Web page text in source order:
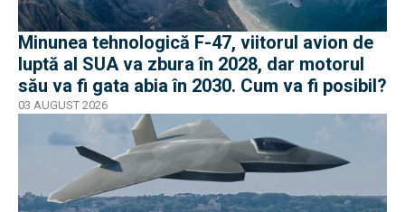
Minunea tehnologică F-47, viitorul avion de
luptă al SUA va zbura în 2028, dar motorul
său va fi gata abia în 2030. Cum va fi posibil?
03 AUGUST 2026